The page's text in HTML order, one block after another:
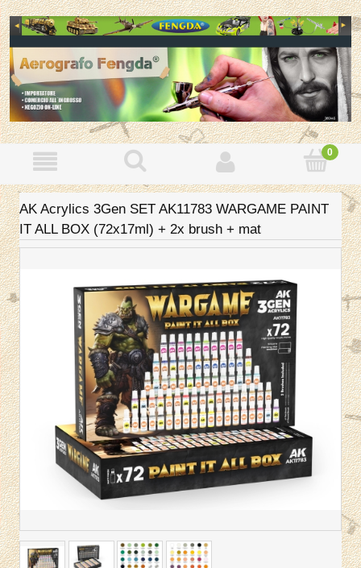
AK Acrylics 3Gen SET AK11783 WARGAME PAINT
IT ALL BOX (72x17ml) + 2x brush + mat